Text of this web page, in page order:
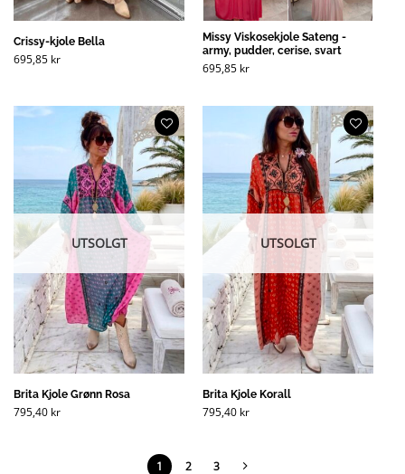
Crissy-kjole Bella
695,85 kr
Missy Viskosekjole Sateng -
army, pudder, cerise, svart
695,85 kr
UTSOLGT
Brita Kjole Grønn Rosa
795,40 kr
UTSOLGT
Brita Kjole Korall
795,40 kr
1 2 3